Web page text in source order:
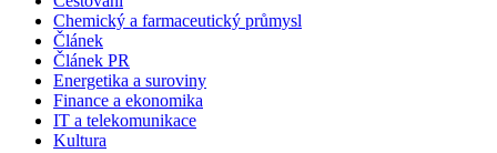
Chemický a farmaceutický průmysl
Článek
Článek PR
Energetika a suroviny
Finance a ekonomika
IT a telekomunikace
Kultura